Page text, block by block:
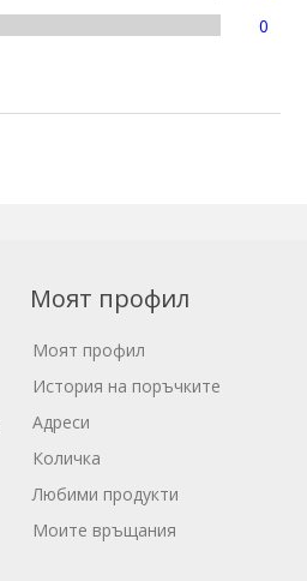
0
Моят профил
Моят профил
История на поръчките
Адреси
Количка
Любими продукти
Моите връщания